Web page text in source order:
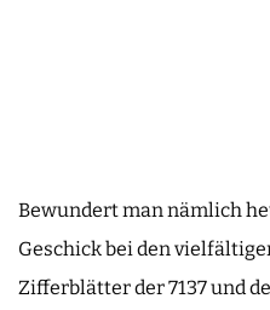
Bewundert man nämlich
Geschick bei den
Zifferblätter der 7137 und